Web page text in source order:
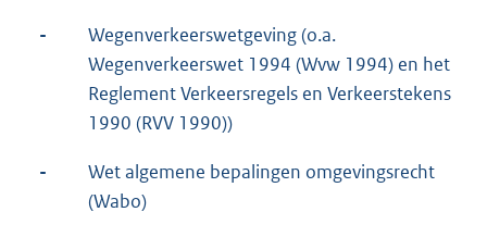
-
Wegenverkeerswetgeving (o.a.
Wegenverkeerswet 1994 (Wvw 1994) en het
Reglement Verkeersregels en Verkeerstekens
1990 (RVV 1990))
-
Wet algemene bepalingen omgevingsrecht
(Wabo)